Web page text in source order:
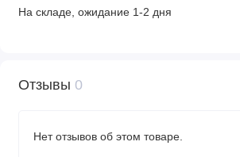
На складе, ожидание 1-2 дня
Отзывы 0
Нет отзывов об этом товаре.